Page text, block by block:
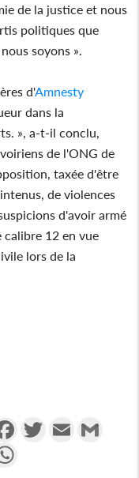
de la justice et nous
politiques que
soyons ».
d'Amnesty
dans la
», a-t-il conclu,
de l'ONG de
taxée d'être
de violences
d'avoir armé
calibre 12 en vue
lors de la
FacebookTwitterEmail